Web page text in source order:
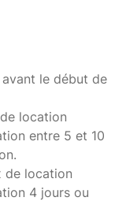
le tout
le même
de 1
capteur de 25
exceptionnelle
le tout dans un
show
le début de
location
entre 5 et 10
de location
4 jours ou